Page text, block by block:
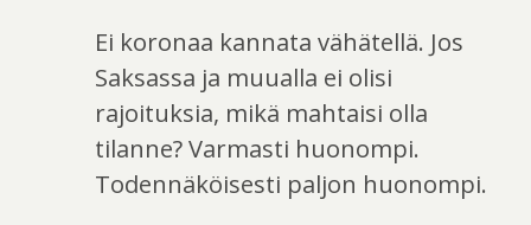
Ei koronaa kannata vähätellä. Jos
Saksassa ja muualla ei olisi
rajoituksia, mikä mahtaisi olla
tilanne? Varmasti huonompi.
Todennäköisesti paljon huonompi.